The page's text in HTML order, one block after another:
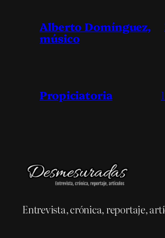
Alberto Domínguez,
músico
Propiciatoria
Entrevista, crónica, reportaje,